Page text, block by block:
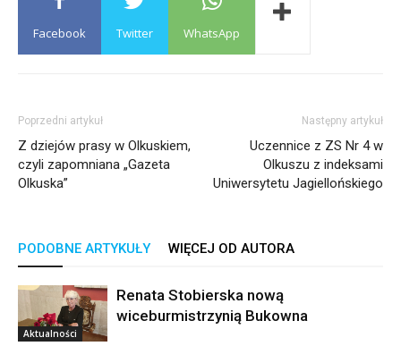
Facebook Twitter WhatsApp
Poprzedni artykuł
Z dziejów prasy w Olkuskiem,
czyli zapomniana „Gazeta
Olkuska”
Następny artykuł
Uczennice z ZS Nr 4 w
Olkuszu z indeksami
Uniwersytetu Jagiellońskiego
PODOBNE ARTYKUŁY WIĘCEJ OD AUTORA
Aktualności
Renata Stobierska nową
wiceburmistrzynią Bukowna